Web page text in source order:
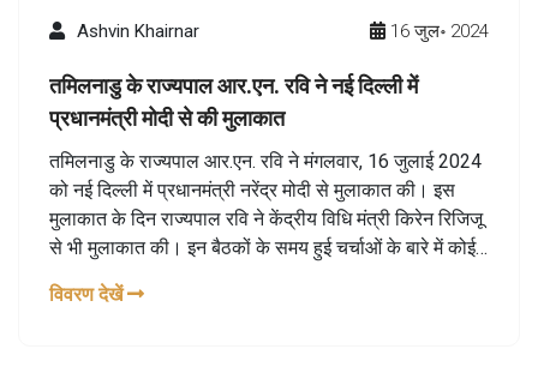
Ashvin Khairnar 16 जुल॰ 2024
तमिलनाडु के राज्यपाल आर.एन. रवि ने नई दिल्ली में
प्रधानमंत्री मोदी से की मुलाकात
तमिलनाडु के राज्यपाल आर.एन. रवि ने मंगलवार, 16 जुलाई 2024
को नई दिल्ली में प्रधानमंत्री नरेंद्र मोदी से मुलाकात की। इस
मुलाकात के दिन राज्यपाल रवि ने केंद्रीय विधि मंत्री किरेन रिजिजू
से भी मुलाकात की। इन बैठकों के समय हुई चर्चाओं के बारे में कोई
विवरण देखें